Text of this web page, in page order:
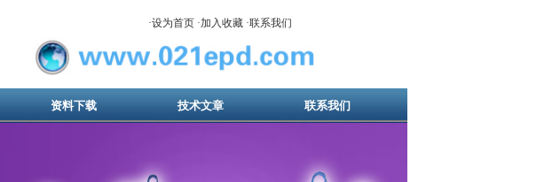
·设为首页 ·加入收藏 ·联系我们
资料下载 技术文章 联系我们